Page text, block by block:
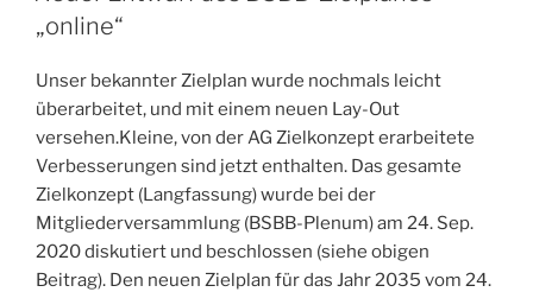
Linienkonzept
der
Regio-
S-
Bahn“
„online“
Unser bekannter Zielplan wurde nochmals leicht
überarbeitet, und mit einem neuen Lay-Out
versehen.Kleine, von der AG Zielkonzept erarbeitete
Verbesserungen sind jetzt enthalten. Das gesamte
Zielkonzept (Langfassung) wurde bei der
Mitgliederversammlung (BSBB-Plenum) am 24. Sep.
2020 diskutiert und beschlossen (siehe obigen
Beitrag). Den neuen Zielplan für das Jahr 2035 vom 24.